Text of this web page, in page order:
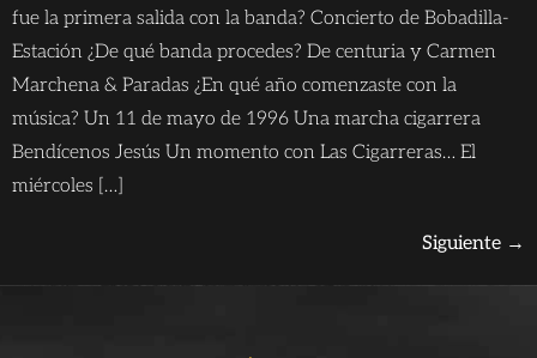
fue la primera salida con la banda? Concierto de Bobadilla-
Estación ¿De qué banda procedes? De centuria y Carmen
Marchena & Paradas ¿En qué año comenzaste con la
música? Un 11 de mayo de 1996 Una marcha cigarrera
Bendícenos Jesús Un momento con Las Cigarreras… El
miércoles […]
Siguiente →